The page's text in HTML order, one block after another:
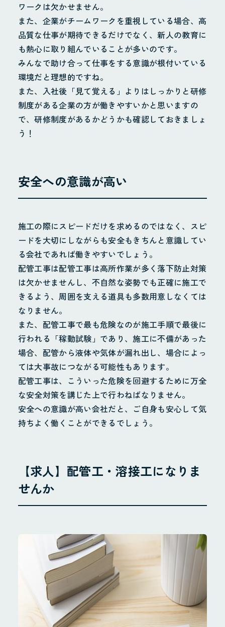
ホーム
会社概要
地域貢献・SDGs
配管工事
配管製造
その他
施工実績
ワークは欠かせません。
また、企業がチームワークを重視している場合、高
品質な仕事が期待できるだけでなく、新人の教育に
も熱心に取り組んでいることが多いのです。
みんなで助け合って仕事をする意識が根付いている
環境だと理想的ですね。
また、入社後「見て覚える」よりはしっかりと研修
制度がある企業の方が働きやすいかと思いますの
で、研修制度があるかどうかも確認しておきましょ
う！
安全への意識が高い
施工の際にスピードだけを求めるのではなく、スピ
ードを大切にしながらも安全もきちんと意識してい
る会社であれば働きやすいでしょう。
配管工事は配管工事は高所作業が多く落下防止対策
は欠かせませんし、不自然な姿勢でも正確に施工で
きるよう、周囲を支える道具も多数用意しなくては
なりません。
また、配管工事で最も危険なのが施工手順で最後に
行われる「稼動試験」であり、施工に不備があった
場合、配管から液体や気体が漏れ出し、場合によっ
ては大事故につながる可能性もあります。
配管工事は、こういった危険を回避するために万全
な安全対策を講じた上で行わねばなりません。
安全への意識が高い会社だと、ご自身も安心して気
持ちよく働くことができるでしょう。
【求人】配管工・溶接工になりま
せんか